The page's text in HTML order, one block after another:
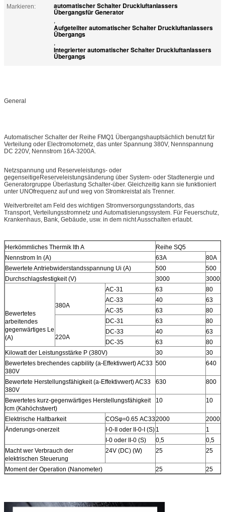
Markieren: automatischer Schalter Druckluftanlassers
Übergangsfür Generator
,
Aufgeteilter automatischer Schalter Druckluftanlassers
Übergangs
,
Integrierter automatischer Schalter Druckluftanlassers
Übergangs
General
Automatischer Schalter der Reihe FMQ1 Übergangshauptsächlich benutzt für
Verteilung oder Electromotornetz, das unter Spannung 380V, Nennspannung
DC 220V, Nennstrom 16A-3200A.
Netzspannung und Reserveleistungs- oder
gegenseitigeReserveleistungsänderung über System- oder Stadtenergie und
Generatorgruppe Überlastung Schalter-über. Gleichzeitig kann sie funktioniert
unter UNOfrequenz auf und weg von Stromkreistat als Trenner.
Weitverbreitet am Feld des wichtigen Stromversorgungsstandorts, das
Transport, Verteilungsstromnetz und Automatisierungssystem. Für Feuerschutz,
Krankenhaus, Bank, Gebäude, usw. in dem nicht Ausschalten erlaubt.
Herkömmliches Thermik lth A
Reihe SQ5
Nennstrom ln (A)
63A
80A
Bewertete Antriebwiderstandsspannung Ui (A)
500
500
Durchschlagsfestigkeit (V)
3000 3000
Bewertetes
arbeitendes
gegenwärtiges Le
(A)
380A
AC-31 63
80
AC-33
40
63
AC-35
63 80
220A
DC-31 63
80
DC-33
40
63
DC-35
63
80
Kilowatt der Leistungsstärke P (380V)
30
30
Bewertetes brechendes capbility (a-Effektivwert) AC33
380V
500 640
Bewertete Herstellungsfähigkeit (a-Effektivwert) AC33
380V
630 800
Bewertetes kurz-gegenwärtiges Herstellungsfähigkeit
lcm (Kahöchstwert)
10 10
Elektrische Haltbarkeit COSφ=0.65 AC332000
2000
Änderungs-onerzeit
I-0-II oder II-0-I (S) 1
1
I-0 oder II-0 (S)
0,5
0,5
Macht wer Verbrauch der
elektrischen Steuerung
24V (DC) (W) 25 25
Moment der Operation (Nanometer) 25 25